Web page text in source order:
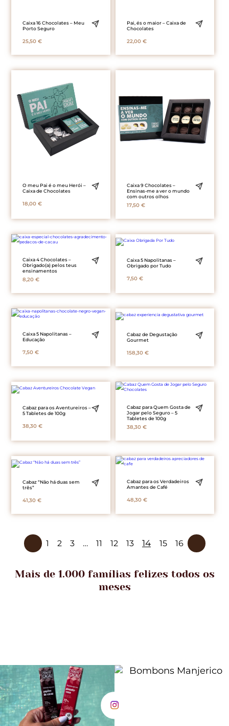
Caixa 16 Chocolates – Meu
Porto Seguro
25,50€
Pai, és o maior – Caixa de
Chocolates
22,00 €
O meu Pai é o meu Herói –
Caixa de Chocolates
18,00€
Caixa 9 Chocolates –
Ensinas-me a ver o mundo
com outros olhos
17,50 €
Caixa 4 Chocolates –
Obrigado(a) pelos teus
ensinamentos
8,20€
Caixa 5 Napolitanas –
Obrigado por Tudo
7,50 €
Caixa 5 Napolitanas –
Educação
7,50€
Cabaz de Degustação
Gourmet
158,30 €
Cabaz para os Aventureiros –
5 Tabletes de 100g
38,30€
Cabaz para Quem Gosta de
Jogar pelo Seguro – 5
Tabletes de 100g
38,30 €
Cabaz “Não há duas sem
três”
41,30€
Cabaz para os Verdadeiros
Amantes de Café
48,30 €
1 2 3 … 11 12 13 14 15 16
Mais de 1.000 famílias felizes todos os
meses